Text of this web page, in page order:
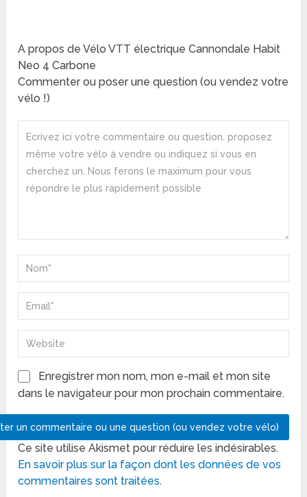
A propos de Vélo VTT électrique Cannondale Habit
Neo 4 Carbone
Commenter ou poser une question (ou vendez votre
vélo !)
Enregistrer mon nom, mon e-mail et mon site
dans le navigateur pour mon prochain commentaire.
Ce site utilise Akismet pour réduire les indésirables.
En savoir plus sur la façon dont les données de vos
commentaires sont traitées.